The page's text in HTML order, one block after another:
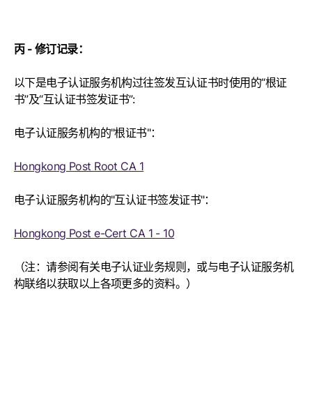
丙 - 修订记录：
以下是电子认证服务机构过往签发互认证书时使用的“根证
书”及“互认证书签发证书”:
电子认证服务机构的"根证书"：
Hongkong Post Root CA 1
电子认证服务机构的"互认证书签发证书"：
Hongkong Post e-Cert CA 1 - 10
（注：请参阅有关电子认证业务规则，或与电子认证服务机
构联络以获取以上各项更多的资料。）